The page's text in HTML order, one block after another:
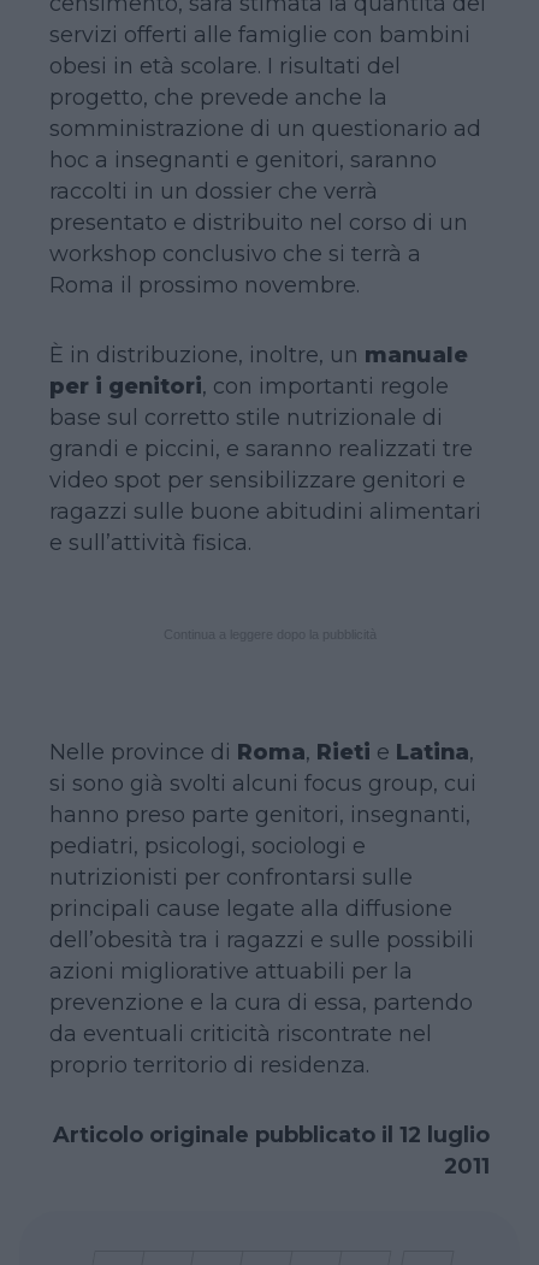
servizi offerti alle famiglie con bambini
obesi in età scolare. I risultati del
progetto, che prevede anche la
somministrazione di un questionario ad
hoc a insegnanti e genitori, saranno
raccolti in un dossier che verrà
presentato e distribuito nel corso di un
workshop conclusivo che si terrà a
Roma il prossimo novembre.
È in distribuzione, inoltre, un manuale
per i genitori, con importanti regole
base sul corretto stile nutrizionale di
grandi e piccini, e saranno realizzati tre
video spot per sensibilizzare genitori e
ragazzi sulle buone abitudini alimentari
e sull’attività fisica.
Nelle province di Roma, Rieti e Latina,
si sono già svolti alcuni focus group, cui
hanno preso parte genitori, insegnanti,
pediatri, psicologi, sociologi e
nutrizionisti per confrontarsi sulle
principali cause legate alla diffusione
dell’obesità tra i ragazzi e sulle possibili
azioni migliorative attuabili per la
prevenzione e la cura di essa, partendo
da eventuali criticità riscontrate nel
proprio territorio di residenza.
Articolo originale pubblicato il 12 luglio
2011